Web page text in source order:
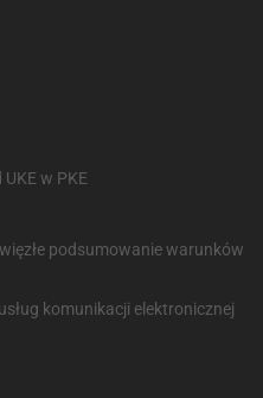
w PKE
podsumowanie warunków
komunikacji elektronicznej